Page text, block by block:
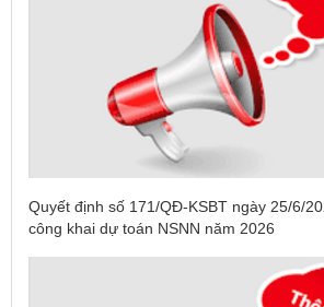
Quyết định số 171/QĐ-KSBT ngày 25/6/
công khai dự toán NSNN năm 2026